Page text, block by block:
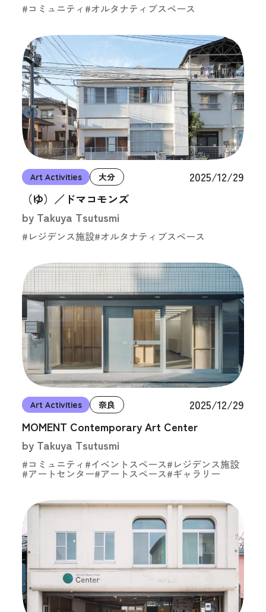
#コミュニティ #オルタナティブスペース
Art Activities 大分
2025/12/29
（ゆ）／ドマコモンズ
by Takuya Tsutusmi
#レジデンス施設#オルタナティブスペース
Art Activities 奈良
2025/12/29
MOMENT Contemporary Art Center
by Takuya Tsutusmi
#コミュニティ #イベントスペース#レジデンス施設
#アートセンター#アートスペース#ギャラリー